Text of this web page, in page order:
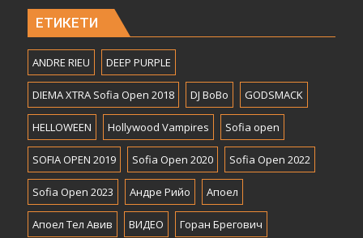
ЕТИКЕТИ
ANDRE RIEU DEEP PURPLE
DIEMA XTRA Sofia Open 2018 DJ BoBo GODSMACK
HELLOWEEN Hollywood Vampires Sofia open
SOFIA OPEN 2019 Sofia Open 2020 Sofia Open 2022
Sofia Open 2023 Андре Рийо Апоел
Апоел Тел Авив ВИДЕО Горан Брегович